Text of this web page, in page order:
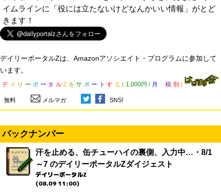
イムラインに「役には立たないけどなんかいい情報」がとど
きます！
デイリーポータルZは、Amazonアソシエイト・プログラムに参加して
います。
デ イ リ ー ポ ー タ ル Z を サ ポ ー ト す る ( 1,000円 / 月 税 別 )
無料 メルマガ SNS!
バックナンバー
汗を止める、缶チューハイの裏側、入力中…・8/1
～7 のデイリーポータルZダイジェスト
デイリーポータルZ
(08.09 11:00)